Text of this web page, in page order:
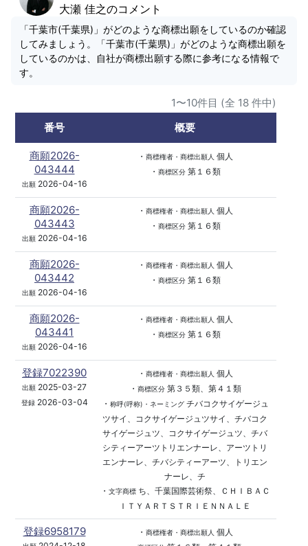
大瀬 佳之のコメント
「千葉市(千葉県)」がどのような商標出願をしているのか確認
してみましょう。「千葉市(千葉県)」がどのような商標出願を
しているのかは、自社が商標出願する際に参考になる情報で
す。
1〜10件目 (全 18 件中)
番号
概要
商願2026-
043444
出願2026-04-16
・ 商標権者・商標出願人 個人
・ 商標区分第１６類
商願2026-
043443
出願2026-04-16
・ 商標権者・商標出願人 個人
・ 商標区分第１６類
商願2026-
043442
出願2026-04-16
・ 商標権者・商標出願人 個人
・ 商標区分第１６類
商願2026-
043441
出願2026-04-16
・ 商標権者・商標出願人 個人
・ 商標区分第１６類
登録7022390
出願 2025-03-27
登録2026-03-04
・ 商標権者・商標出願人 個人
・ 商標区分第３５類、第４１類
・ 称呼(呼称)・ネーミングチバコクサイゲージュ
ツサイ、コクサイゲージュツサイ、チバコク
サイゲージュツ、コクサイゲージュツ、チバ
シティーアーツトリエンナーレ、アーツトリ
エンナーレ、チバシティーアーツ、トリエン
ナーレ、チ
・ 文字商標ち、千葉国際芸術祭、ＣＨＩＢＡＣ
ＩＴＹＡＲＴＳＴＲＩＥＮＮＡＬＥ
登録6958179 ・ 商標権者・商標出願人 個人